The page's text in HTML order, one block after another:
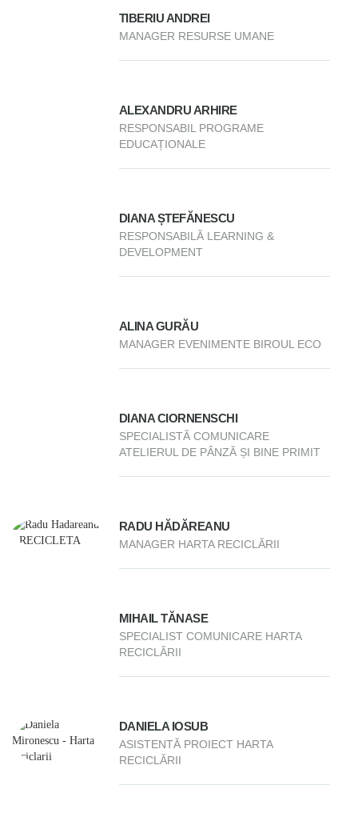
TIBERIU ANDREI
MANAGER RESURSE UMANE
ALEXANDRU ARHIRE
RESPONSABIL PROGRAME
EDUCAȚIONALE
DIANA ȘTEFĂNESCU
RESPONSABILĂ LEARNING &
DEVELOPMENT
ALINA GURĂU
MANAGER EVENIMENTE BIROUL ECO
DIANA CIORNENSCHI
SPECIALISTĂ COMUNICARE
ATELIERUL DE PÂNZĂ ȘI BINE PRIMIT
RADU HĂDĂREANU
MANAGER HARTA RECICLĂRII
MIHAIL TĂNASE
SPECIALIST COMUNICARE HARTA
RECICLĂRII
DANIELA IOSUB
ASISTENTĂ PROIECT HARTA
RECICLĂRII